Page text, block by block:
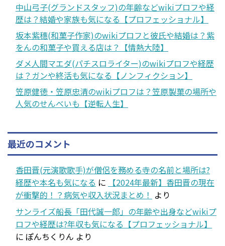
中山弓子(グランドスタッフ)の年齢などwikiプロフや経
歴は？結婚や家族も気になる【プロフェッショナル】
坂本紫穗(和菓子作家)のwikiプロフと彼氏や結婚は？紫
をんの和菓子や買える店は？【情熱大陸】
ダメ人間マエダ(パチスロライター)のwikiプロフや経歴
は？ガンや終活も気になる【ノンフィクション】
笠原健徳・笠原忠清のwikiプロフは？笠原製菓の場所や
人気のせんべいも【逆転人生】
最近のコメント
香田晋(元演歌歌手)が僧侶を務める寺の名前と場所は?
経歴や本名も気になる に
【2024年最新】香田晋の現在
が衝撃的！？病気や収入状況まとめ！ より
サンライズ船長「田代誠一郎」の年齢や出身などwikiプ
ロフや経歴は?年収も気になる【プロフェッショナル】
に ぽんちくりん より